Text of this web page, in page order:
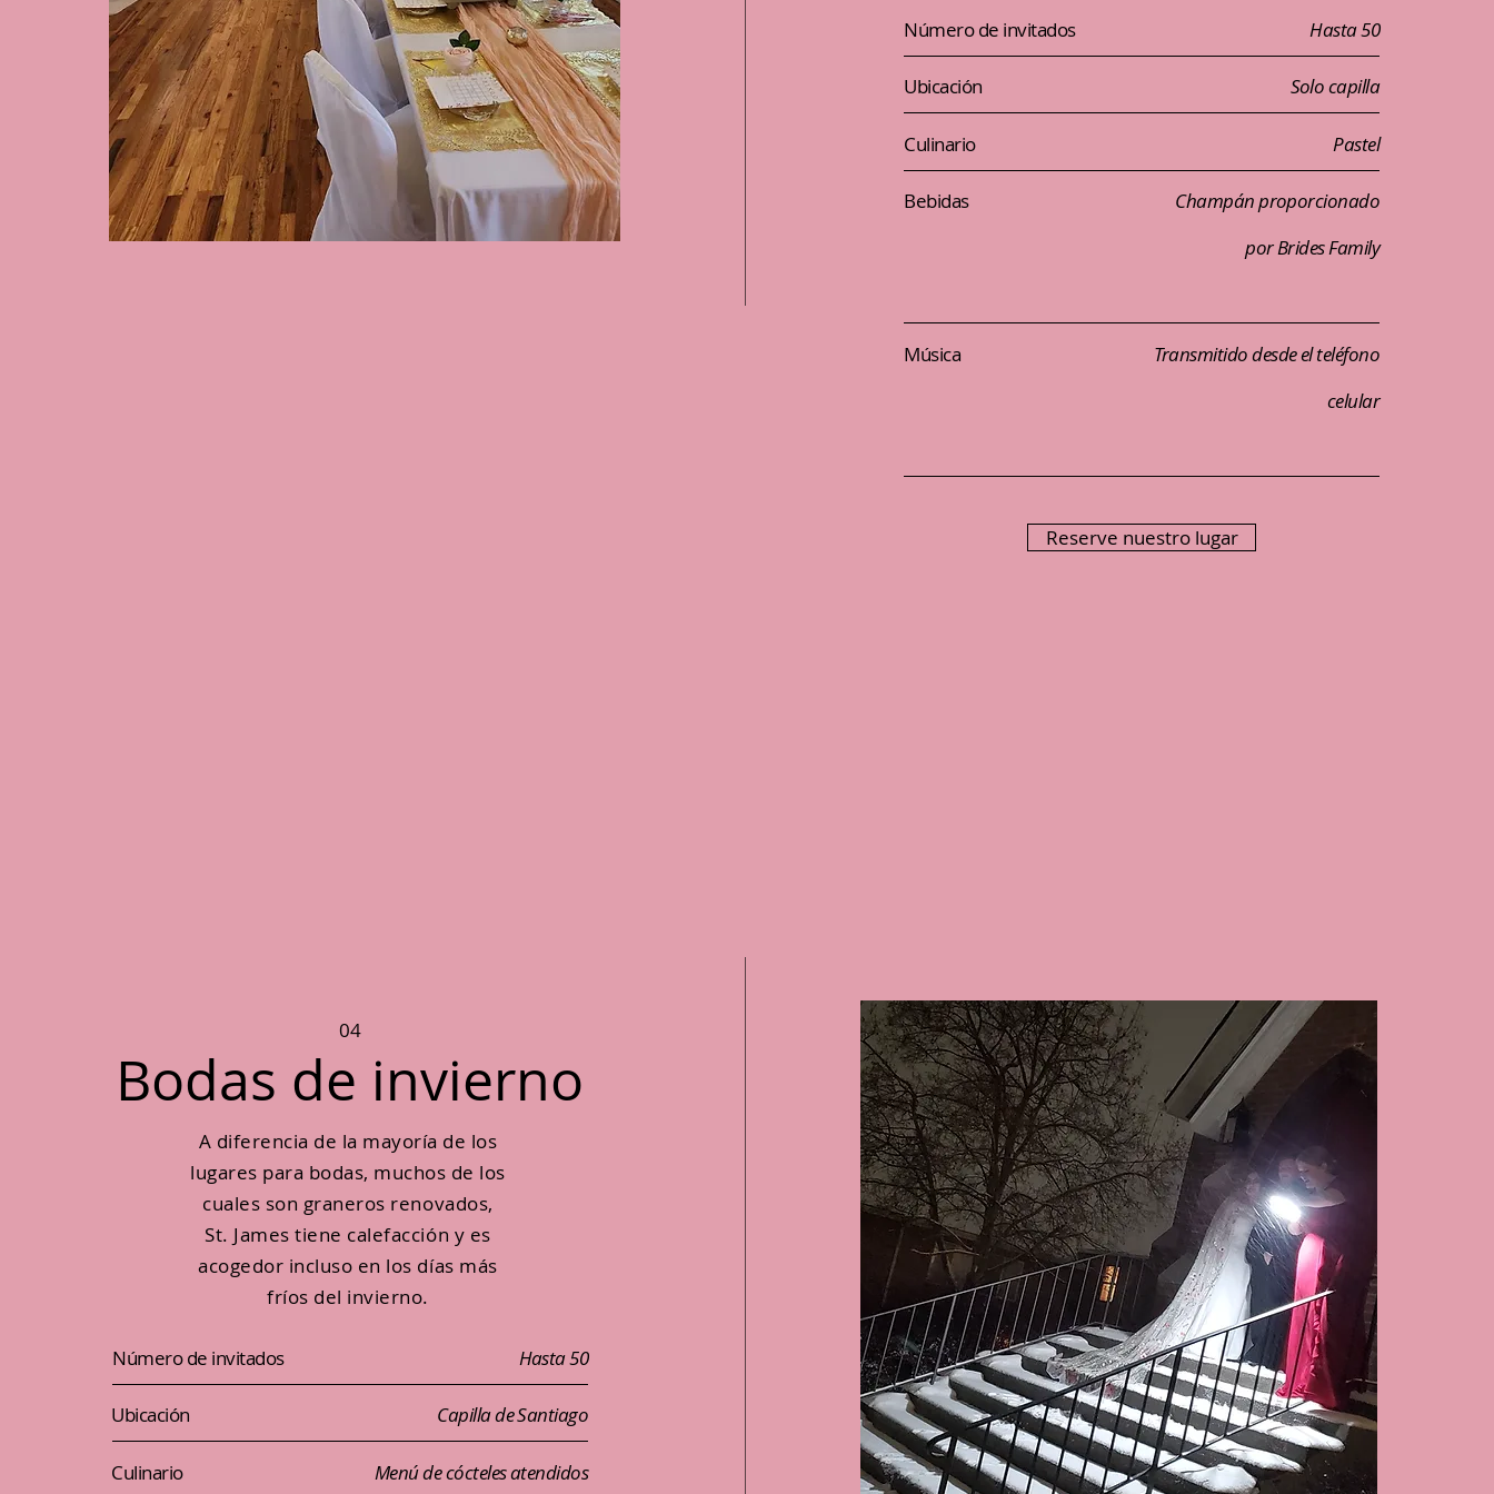
Número de invitados Hasta 50
Ubicación Solo capilla
Culinario Pastel
Bebidas
Champán proporcionado
por Brides Family
Música
Transmitido desde el teléfono
celular
Reserve nuestro lugar
04
Bodas de invierno
A diferencia de la mayoría de los
lugares para bodas, muchos de los
cuales son graneros renovados,
St. James tiene calefacción y es
acogedor incluso en los días más
fríos del invierno.
Número de invitados Hasta 50
Ubicación Capilla de Santiago
Culinario Menú de cócteles atendidos